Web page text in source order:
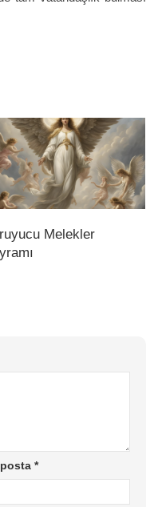
Melekler
posta*